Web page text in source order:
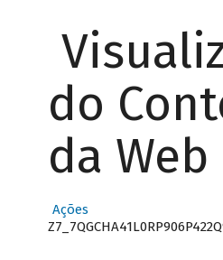
do
da Web
Ações